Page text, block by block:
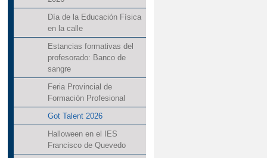
Día de la Educación Física
en la calle
Estancias formativas del
profesorado: Banco de
sangre
Feria Provincial de
Formación Profesional
Got Talent 2026
Halloween en el IES
Francisco de Quevedo